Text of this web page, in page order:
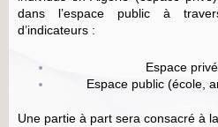
dans l’espace public à
d’indicateurs :
Espace
Espace public (école,
Une partie à part sera consacré à